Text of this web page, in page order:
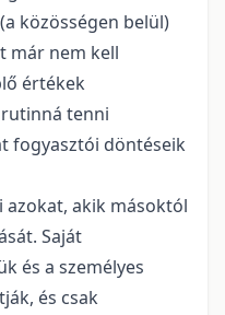
közösségen belül)
már nem kell
értékek
tenni
fogyasztói döntéseik
azokat, akik másoktól
Saját
és a személyes
és csak